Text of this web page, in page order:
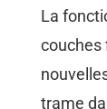
La
couches
trame